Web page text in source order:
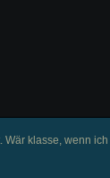
klasse, wenn